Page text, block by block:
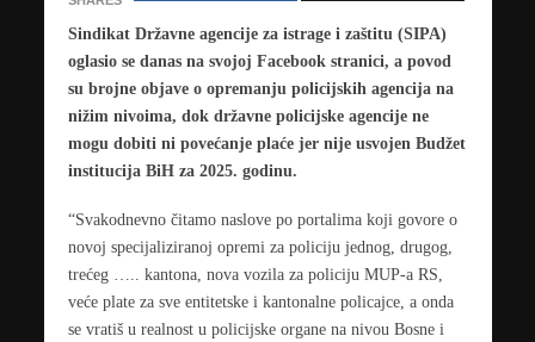
Sindikat Državne agencije za istrage i zaštitu (SIPA)
oglasio se danas na svojoj Facebook stranici, a povod
su brojne objave o opremanju policijskih agencija na
nižim nivoima, dok državne policijske agencije ne
mogu dobiti ni povećanje plaće jer nije usvojen Budžet
institucija BiH za 2025. godinu.
“Svakodnevno čitamo naslove po portalima koji govore o
novoj specijaliziranoj opremi za policiju jednog, drugog,
trećeg ….. kantona, nova vozila za policiju MUP-a RS,
veće plate za sve entitetske i kantonalne policajce, a onda
se vratiš u realnost u policijske organe na nivou Bosne i